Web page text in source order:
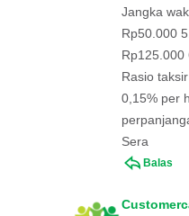
Jangka
Rp50.000
Rp125.000
Rasio
0,15% per
Sera
Balas